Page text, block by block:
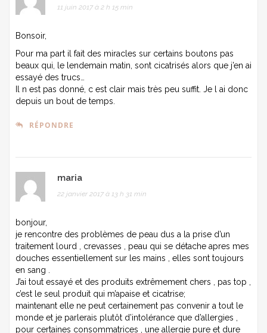
11 juin 2017 à 2 h 15 min
Bonsoir,
Pour ma part il fait des miracles sur certains boutons pas
beaux qui, le lendemain matin, sont cicatrisés alors que j’en ai
essayé des trucs…
Il n est pas donné, c est clair mais très peu suffit. Je l ai donc
depuis un bout de temps.
RÉPONDRE
maria
22 janvier 2017 à 13 h 31 min
bonjour,
je rencontre des problèmes de peau dus a la prise d’un
traitement lourd , crevasses , peau qui se détache apres mes
douches essentiellement sur les mains , elles sont toujours
en sang .
J’ai tout essayé et des produits extrêmement chers , pas top ,
c’est le seul produit qui m’apaise et cicatrise;
maintenant elle ne peut certainement pas convenir a tout le
monde et je parlerais plutôt d’intolérance que d’allergies ,
pour certaines consommatrices , une allergie pure et dure